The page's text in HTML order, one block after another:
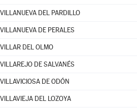
VILLANUEVA DEL PARDILLO
VILLANUEVA DE PERALES
VILLAR DEL OLMO
VILLAREJO DE SALVANÉS
VILLAVICIOSA DE ODÓN
VILLAVIEJA DEL LOZOYA